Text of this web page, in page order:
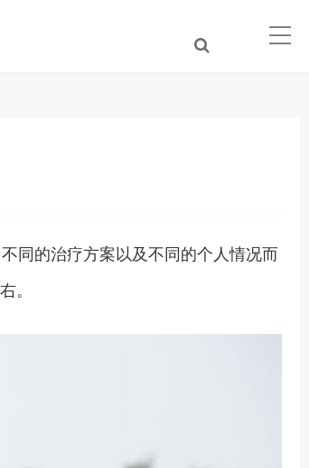
同的治疗方案以及不同的个人情况而
。